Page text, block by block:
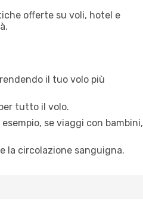
offerte su voli, hotel e
il tuo volo più
tutto il volo.
se viaggi con bambini,
la circolazione sanguigna.